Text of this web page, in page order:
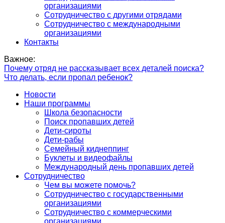
организациями
Сотрудничество с другими отрядами
Сотрудничество с международными
организациями
Контакты
Важное:
Почему отряд не рассказывает всех деталей поиска?
Что делать, если пропал ребенок?
Новости
Наши программы
Школа безопасности
Поиск пропавших детей
Дети-сироты
Дети-рабы
Семейный киднеппинг
Буклеты и видеофайлы
Международный день пропавших детей
Сотрудничество
Чем вы можете помочь?
Сотрудничество с государственными
организациями
Сотрудничество с коммерческими
организациями